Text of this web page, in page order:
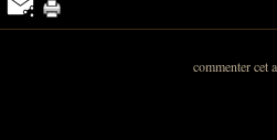
commenter cet